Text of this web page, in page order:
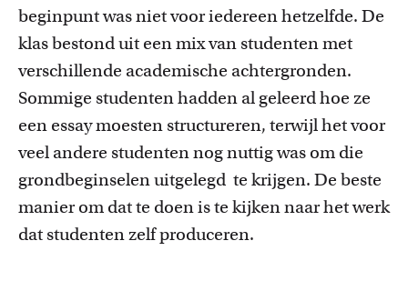
beginpunt was niet voor iedereen hetzelfde. De
klas bestond uit een mix van studenten met
verschillende academische achtergronden.
Sommige studenten hadden al geleerd hoe ze
een essay moesten structureren, terwijl het voor
veel andere studentennognuttigwas om die
grondbeginselen uitgelegd te krijgen. De beste
manier om dat te doen is te kijken naar het werk
dat studenten zelf produceren.